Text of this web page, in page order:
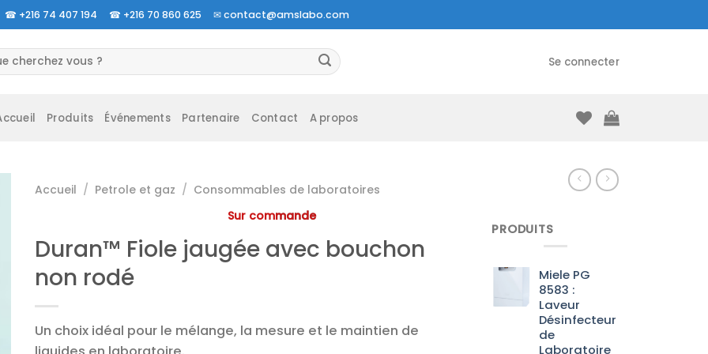
☎ +216 74 407 194 ☎ +216 70 860 625 ✉contact@amslabo.com
Se connecter
Produits Événements Partenaire Contact A propos
Accueil / Petrole et gaz / Consommables de laboratoires
Sur commande
Duran™ Fiole jaugée avec bouchon
non rodé
Un choix idéal pour le mélange, la mesure et le maintien de
PRODUITS
Miele PG
8583 :
Laveur
Désinfecteur
de
Laboratoire